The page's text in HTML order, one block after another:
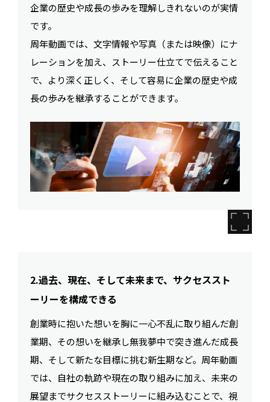
企業の歴史や成長の歩みを理解しきれないのが実情
です。
周年動画では、文字情報や写真（または映像）にナ
レーションを加え、ストーリー仕立てで伝えること
で、より深く正しく、そして容易に企業の歴史や成
長の歩みを継承することができます。
2.過去、現在、そして未来まで、サクセススト
ーリーを構成できる
創業時に抱いた想いを胸に一心不乱に取り組んだ創
業期、その想いを継承し無我夢中で突き進んだ成長
期、そして新たな目標に挑む新生期など。周年動画
では、自社の軌跡や現在の取り組みに加え、未来の
展望までサクセスストーリーに組み込むことで、視